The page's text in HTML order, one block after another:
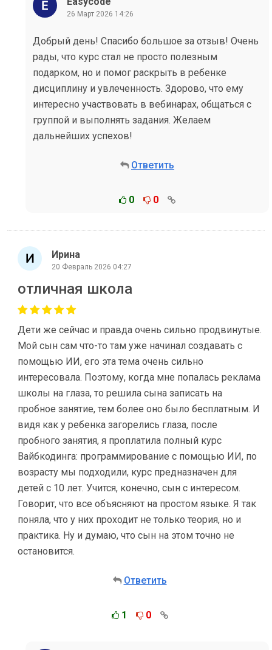
26 Март 2026 14:26
Добрый день! Спасибо большое за отзыв! Очень
рады, что курс стал не просто полезным
подарком, но и помог раскрыть в ребенке
дисциплину и увлеченность. Здорово, что ему
интересно участвовать в вебинарах, общаться с
группой и выполнять задания. Желаем
дальнейших успехов!
Ответить
0 0
Ирина
20 Февраль 2026 04:27
отличная школа
Дети же сейчас и правда очень сильно продвинутые.
Мой сын сам что-то там уже начинал создавать с
помощью ИИ, его эта тема очень сильно
интересовала. Поэтому, когда мне попалась реклама
школы на глаза, то решила сына записать на
пробное занятие, тем более оно было бесплатным. И
видя как у ребенка загорелись глаза, после
пробного занятия, я проплатила полный курс
Вайбкодинга: программирование с помощью ИИ, по
возрасту мы подходили, курс предназначен для
детей с 10 лет. Учится, конечно, сын с интересом.
Говорит, что все объясняют на простом языке. Я так
поняла, что у них проходит не только теория, но и
практика. Ну и думаю, что сын на этом точно не
остановится.
Ответить
1 0